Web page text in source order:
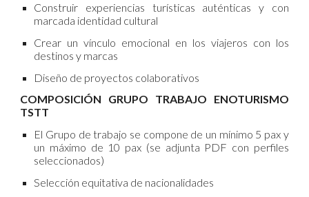
Construir experiencias turísticas auténticas y con
marcada identidad cultural
Crear un vínculo emocional en los viajeros con los
destinos y marcas
Diseño de proyectos colaborativos
COMPOSICIÓN GRUPO TRABAJO ENOTURISMO
TSTT
El Grupo de trabajo se compone de un mínimo 5 pax y
un máximo de 10 pax (se adjunta PDF con perfiles
seleccionados)
Selección equitativa de nacionalidades